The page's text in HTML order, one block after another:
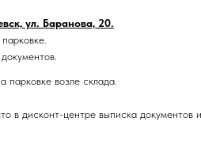
ул. Баранова, 20.
парковке возле склада.
в дисконт-центре выписка документов и